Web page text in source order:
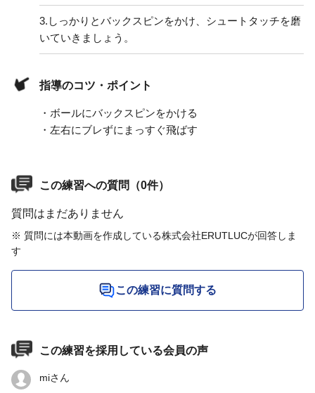
3. しっかりとバックスピンをかけ、シュートタッチを磨
いていきましょう。
指導のコツ・ポイント
・ボールにバックスピンをかける
・左右にブレずにまっすぐ飛ばす
この練習への質問（0件）
質問はまだありません
※ 質問には本動画を作成している株式会社ERUTLUCが回答しま
す
この練習に質問する
この練習を採用している会員の声
miさん